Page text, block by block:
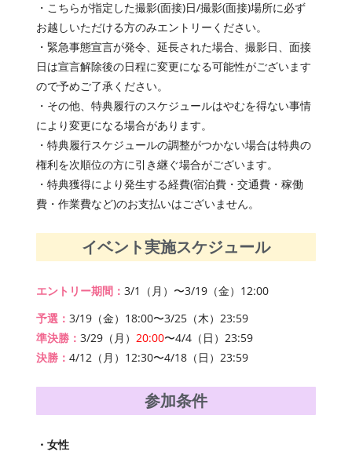
・こちらが指定した撮影(面接)日/撮影(面接)場所に必ず
お越しいただける方のみエントリーください。
・緊急事態宣言が発令、延長された場合、撮影日、面接
日は宣言解除後の日程に変更になる可能性がございます
ので予めご了承ください。
・その他、特典履行のスケジュールはやむを得ない事情
により変更になる場合があります。
・特典履行スケジュールの調整がつかない場合は特典の
権利を次順位の方に引き継ぐ場合がございます。
・特典獲得により発生する経費(宿泊費・交通費・稼働
費・作業費など)のお支払いはございません。
イベント実施スケジュール
エントリー期間： 3/1（月）〜3/19（金）12:00
予選： 3/19（金）18:00〜3/25（木）23:59
準決勝： 3/29（月） 20:00〜4/4（日）23:59
決勝： 4/12（月）12:30〜4/18（日）23:59
参加条件
・女性